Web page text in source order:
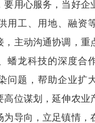
用心服务，当好企
用工、用地、融资
，主动沟通协调，重
蟠龙科技的深度合
问题，帮助企业扩
高位谋划，延伸农业
为导向，立足镇情，